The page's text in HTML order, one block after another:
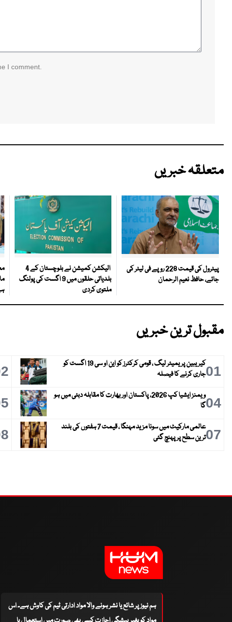
I comment.
متعلقہ خبریں
پیٹرول کی قیمت 228 روپے فی لیٹر کی
جائے، حافظ نعیم الرحمان
الیکشن کمیشن نے بلوچستان کے 4
بلدیاتی حلقوں میں 9 اگست کی پولنگ
ملتوی کردی
مقبول ترین خبریں
01
کیریبین پریمیئر لیگ ، قومی کرکٹرز کو این او سی 19 اگست کو
جاری کرنے کا فیصلہ
04
ویمنز ایشیا کپ 2026، پاکستان اور بھارت کا مقابلہ دبئی میں ہو
گا
07
عالمی مارکیٹ میں سونا مزید مہنگا ، قیمت 7 ہفتوں کی بلند
ترین سطح پر پہنچ گئی
ہم نیوز پر شائع یا نشر ہونے والا مواد ادارتی ٹیم کی کاوش ہے۔ اس